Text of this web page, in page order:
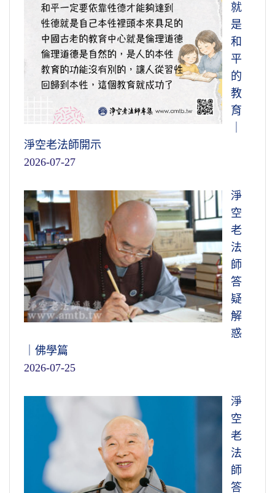
就
是
和
平
的
教
育
淨空老法師開示
2026-07-27
淨
空
老
法
師
答
疑
解
惑
｜佛學篇
2026-07-25
淨
空
老
法
師
答